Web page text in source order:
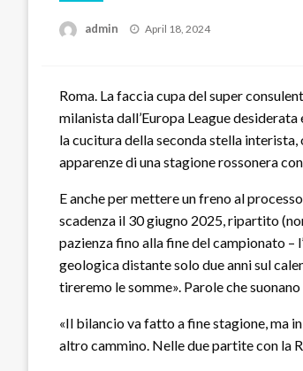
admin
Posted
April 18, 2024
Roma. La faccia cupa del super
milanista dall’Europa League
la cucitura della seconda stella
apparenze di una stagione rossonera
E anche per mettere un freno al
scadenza il 30 giugno 2025, ripartito
pazienza fino alla fine del campionato –
geologica distante solo due anni sul
tireremo le somme». Parole che
«Il bilancio va fatto a fine stagione, ma
altro cammino. Nelle due partite con la